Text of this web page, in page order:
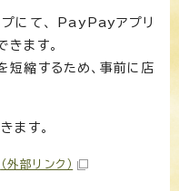
プにて、 PayPayアプリ
ます。
短縮するため、事前に店
ます。
（外部リンク）